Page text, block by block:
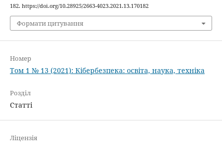
182. https://doi.org/10.28925/2663-4023.2021.13.170182
Формати цитування
Номер
Том 1 № 13 (2021): Кібербезпека: освіта, наука, техніка
Розділ
Статті
Ліцензія